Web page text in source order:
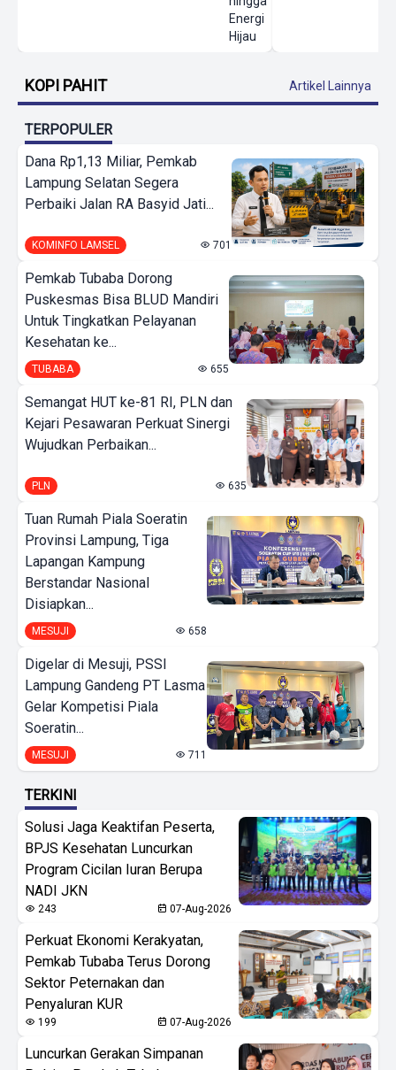
Energi
Hijau
KOPI PAHIT Artikel Lainnya
TERPOPULER
Dana Rp1,13 Miliar, Pemkab
Lampung Selatan Segera
Perbaiki Jalan RA Basyid Jati...
KOMINFO LAMSEL 701
Pemkab Tubaba Dorong
Puskesmas Bisa BLUD Mandiri
Untuk Tingkatkan Pelayanan
Kesehatan ke...
TUBABA 655
Semangat HUT ke-81 RI, PLN dan
Kejari Pesawaran Perkuat Sinergi
Wujudkan Perbaikan...
PLN 635
Tuan Rumah Piala Soeratin
Provinsi Lampung, Tiga
Lapangan Kampung
Berstandar Nasional
Disiapkan...
MESUJI 658
Digelar di Mesuji, PSSI
Lampung Gandeng PT Lasma
Gelar Kompetisi Piala
Soeratin...
MESUJI 711
TERKINI
Solusi Jaga Keaktifan Peserta,
BPJS Kesehatan Luncurkan
Program Cicilan Iuran Berupa
NADI JKN
243 07-Aug-2026
Perkuat Ekonomi Kerakyatan,
Pemkab Tubaba Terus Dorong
Sektor Peternakan dan
Penyaluran KUR
199 07-Aug-2026
Luncurkan Gerakan Simpanan